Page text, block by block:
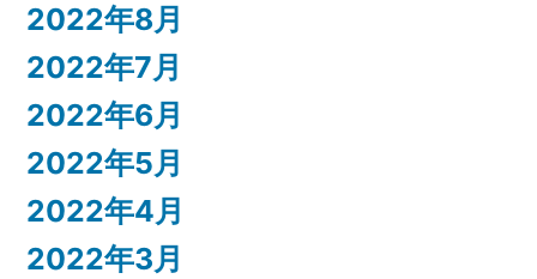
2022年8月
2022年7月
2022年6月
2022年5月
2022年4月
2022年3月